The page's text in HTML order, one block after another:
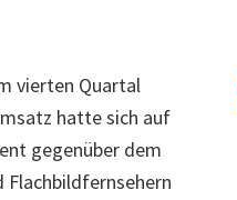
vierten Quartal
hatte sich auf
gegenüber dem
Flachbildfernsehern